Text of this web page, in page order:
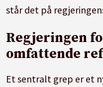
står det på
Regjeringen
omfattende
Et sentralt grep er et